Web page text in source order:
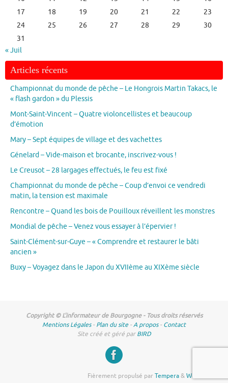
17
18 19 20 21 22
23
24
25 26 27 28 29
30
31
« Juil
Articles récents
Championnat du monde de pêche – Le Hongrois Martin Takacs, le
« flash gardon » du Plessis
Mont-Saint-Vincent – Quatre violoncellistes et beaucoup
d’émotion
Mary – Sept équipes de village et des vachettes
Génelard – Vide-maison et brocante, inscrivez-vous !
Le Creusot – 28 largages effectués, le feu est fixé
Championnat du monde de pêche – Coup d’envoi ce vendredi
matin, la tension est maximale
Rencontre – Quand les bois de Pouilloux réveillent les monstres
Mondial de pêche – Venez vous essayer à l’épervier !
Saint-Clément-sur-Guye – « Comprendre et restaurer le bâti
ancien »
Buxy – Voyagez dans le Japon du XVIIème au XIXème siècle
Copyright © L'informateur de Bourgogne - Tous droits réservés
Mentions Légales- Plan du site -A propos- Contact
Site créé et géré parBIRD
Fièrement propulsé parTempera&WordPress.